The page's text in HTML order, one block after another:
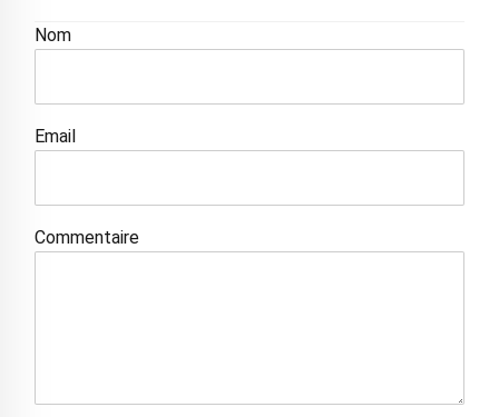
Nom
Email
Commentaire